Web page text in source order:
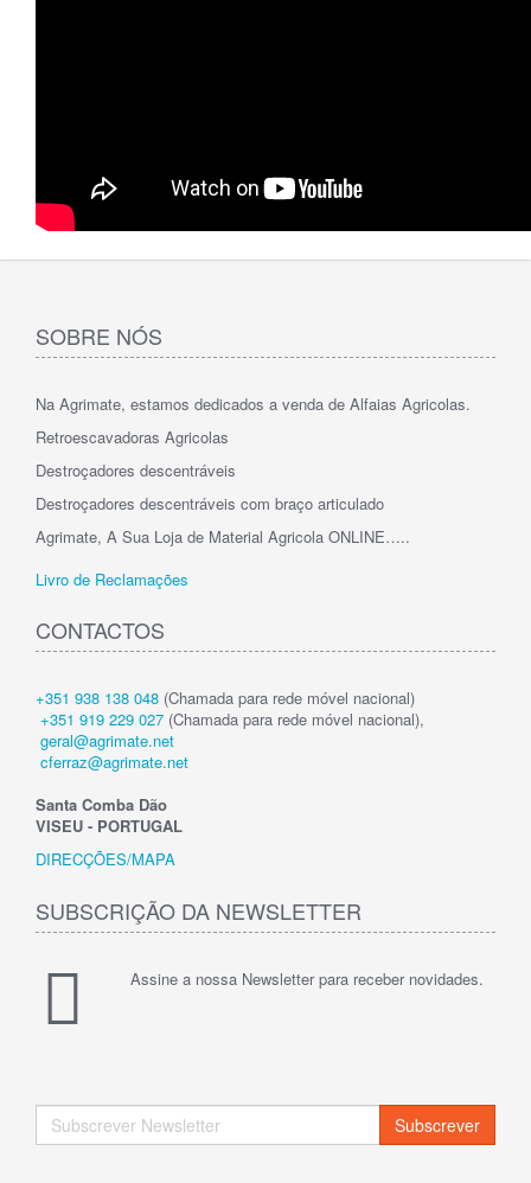
SOBRE NÓS
Na Agrimate, estamos dedicados a venda de Alfaias Agricolas.
Retroescavadoras Agricolas
Destroçadores descentráveis
Destroçadores descentráveis com braço articulado
Agrimate, A Sua Loja de Material Agricola ONLINE…..
Livro de Reclamações
CONTACTOS
+351 938 138 048 (Chamada para rede móvel nacional)
+351 919 229 027 (Chamada para rede móvel nacional),
geral@agrimate.net
cferraz@agrimate.net
Santa Comba Dão
VISEU - PORTUGAL
DIRECÇÕES/MAPA
SUBSCRIÇÃO DA NEWSLETTER
Assine a nossa Newsletter para receber novidades.
Subscrever